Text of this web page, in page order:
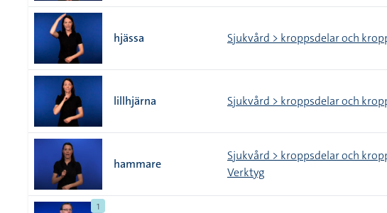
hjässa Sjukvård > kroppsdelar och
lillhjärna Sjukvård > kroppsdelar och
hammare
Sjukvård > kroppsdelar och
Verktyg
1